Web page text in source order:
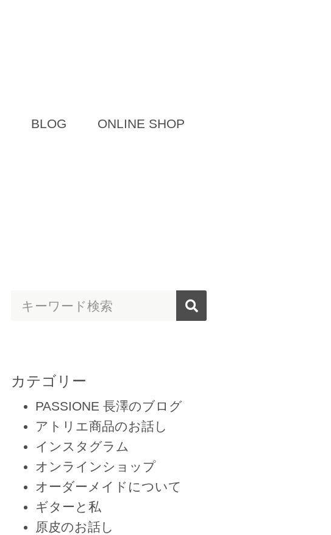
BLOG ONLINE SHOP
カテゴリー
PASSIONE 長澤のブログ
アトリエ商品のお話し
インスタグラム
オンラインショップ
オーダーメイドについて
ギターと私
原皮のお話し